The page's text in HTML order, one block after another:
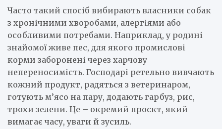
Часто такий спосіб вибирають власники собак
з хронічними хворобами, алергіями або
особливими потребами. Наприклад, у родині
знайомої живе пес, для якого промислові
корми заборонені через харчову
непереносимість. Господарі ретельно вивчають
кожний продукт, радяться з ветеринаром,
готують м’ясо на пару, додають гарбуз, рис,
трохи зелени. Це – окремий проєкт, який
вимагає часу, уваги й зусиль.